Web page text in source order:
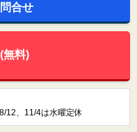
合せ
無料)
12、11/4は水曜定休